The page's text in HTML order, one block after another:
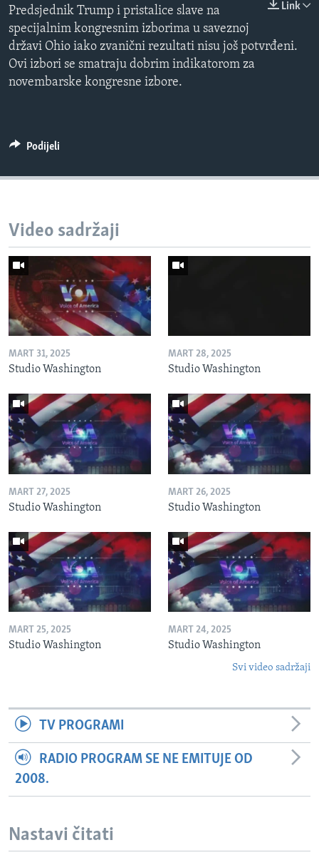
PRATITE NAS
Jezici
Link
Predsjednik Trump i pristalice slave na
specijalnim kongresnim izborima u saveznoj
državi Ohio iako zvanični rezultati nisu još potvrđeni.
Ovi izbori se smatraju dobrim indikatorom za
novembarske kongresne izbore.
Podijeli
Video sadržaji
MART 31, 2025
Studio Washington
MART 28, 2025
Studio Washington
MART 27, 2025
Studio Washington
MART 26, 2025
Studio Washington
MART 25, 2025
Studio Washington
MART 24, 2025
Studio Washington
Svi video sadržaji
TV PROGRAMI
RADIO PROGRAM SE NE EMITUJE OD
2008.
Nastavi čitati